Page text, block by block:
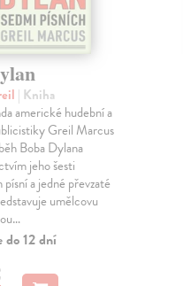
| Kniha
americké hudební a
Greil Marcus
Boba Dylana
jeho šesti
a jedné převzaté
umělcovu
do 12 dní